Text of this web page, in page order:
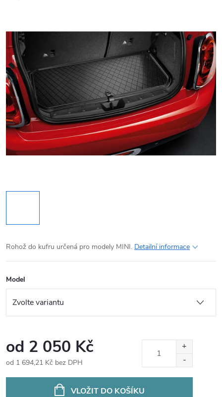
Rohož do kufru určená pro modely MINI. Detailní informace
Model
od 2 050 Kč
od 1 694,21 Kč bez DPH
VLOŽIT DO KOŠÍKU